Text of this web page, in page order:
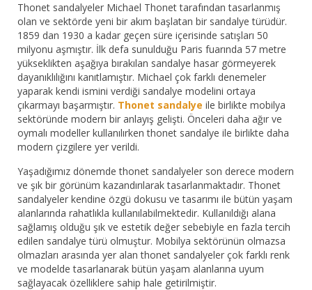
Thonet sandalyeler Michael Thonet tarafından tasarlanmış
olan ve sektörde yeni bir akım başlatan bir sandalye türüdür.
1859 dan 1930 a kadar geçen süre içerisinde satışları 50
milyonu aşmıştır. İlk defa sunulduğu Paris fuarında 57 metre
yükseklikten aşağıya bırakılan sandalye hasar görmeyerek
dayanıklılığını kanıtlamıştır. Michael çok farklı denemeler
yaparak kendi ismini verdiği sandalye modelini ortaya
çıkarmayı başarmıştır. Thonet sandalye ile birlikte mobilya
sektöründe modern bir anlayış gelişti. Önceleri daha ağır ve
oymalı modeller kullanılırken thonet sandalye ile birlikte daha
modern çizgilere yer verildi.
Yaşadığımız dönemde thonet sandalyeler son derece modern
ve şık bir görünüm kazandırılarak tasarlanmaktadır. Thonet
sandalyeler kendine özgü dokusu ve tasarımı ile bütün yaşam
alanlarında rahatlıkla kullanılabilmektedir. Kullanıldığı alana
sağlamış olduğu şık ve estetik değer sebebiyle en fazla tercih
edilen sandalye türü olmuştur. Mobilya sektörünün olmazsa
olmazları arasında yer alan thonet sandalyeler çok farklı renk
ve modelde tasarlanarak bütün yaşam alanlarına uyum
sağlayacak özelliklere sahip hale getirilmiştir.